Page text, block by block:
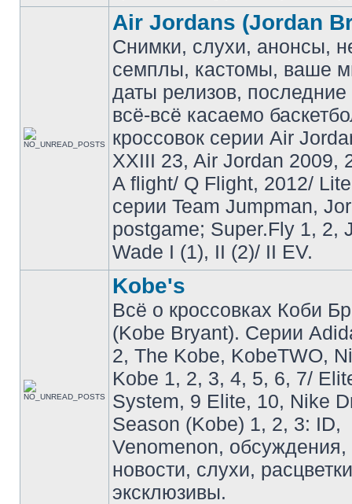
Air Jordans (Jordan
Снимки, слухи, анонсы,
семплы, кастомы, ваше
даты релизов, последние
всё-всё касаемо
кроссовок серии Air
XXIII 23, Air Jordan 2009,
A flight/ Q Flight, 2012/
серии Team Jumpman,
postgame; Super.Fly 1, 2,
Wade I (1), II (2)/ II EV.
Kobe's
Всё о кроссовках Коби
(Kobe Bryant). Серии
2, The Kobe, KobeTWO,
Kobe 1, 2, 3, 4, 5, 6, 7/
System, 9 Elite, 10, Nike
Season (Kobe) 1, 2, 3: ID,
Venomenon,
новости, слухи,
эксклюзивы.